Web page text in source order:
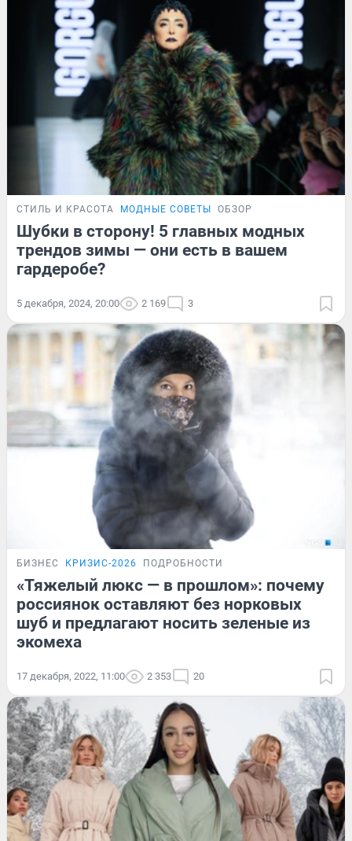
СТИЛЬ И КРАСОТА МОДНЫЕ СОВЕТЫ ОБЗОР
Шубки в сторону! 5 главных модных
трендов зимы — они есть в вашем
гардеробе?
5 декабря, 2024, 20:00 2 169 3
БИЗНЕС КРИЗИС-2026 ПОДРОБНОСТИ
«Тяжелый люкс — в прошлом»: почему
россиянок оставляют без норковых
шуб и предлагают носить зеленые из
экомеха
17 декабря, 2022, 11:00 2 353 20